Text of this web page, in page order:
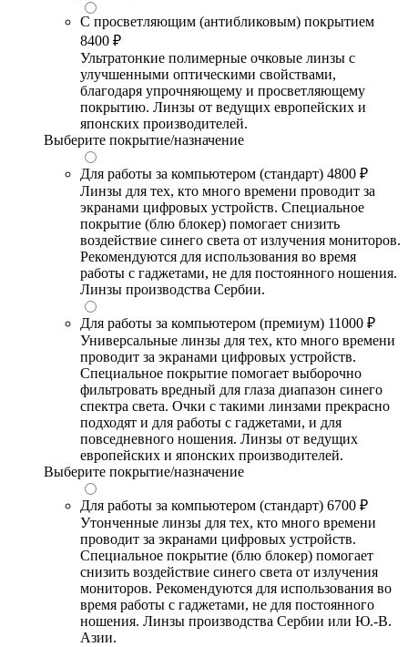
С просветляющим (антибликовым) покрытием
8400 ₽
Ультратонкие полимерные очковые линзы с
улучшенными оптическими свойствами,
благодаря упрочняющему и просветляющему
покрытию. Линзы от ведущих европейских и
японских производителей.
Выберите покрытие/назначение
Для работы за компьютером (стандарт) 4800 ₽
Линзы для тех, кто много времени проводит за
экранами цифровых устройств. Специальное
покрытие (блю блокер) помогает снизить
воздействие синего света от излучения мониторов.
Рекомендуются для использования во время
работы с гаджетами, не для постоянного ношения.
Линзы производства Сербии.
Для работы за компьютером (премиум) 11000 ₽
Универсальные линзы для тех, кто много времени
проводит за экранами цифровых устройств.
Специальное покрытие помогает выборочно
фильтровать вредный для глаза диапазон синего
спектра света. Очки с такими линзами прекрасно
подходят и для работы с гаджетами, и для
повседневного ношения. Линзы от ведущих
европейских и японских производителей.
Выберите покрытие/назначение
Для работы за компьютером (стандарт) 6700 ₽
Утонченные линзы для тех, кто много времени
проводит за экранами цифровых устройств.
Специальное покрытие (блю блокер) помогает
снизить воздействие синего света от излучения
мониторов. Рекомендуются для использования во
время работы с гаджетами, не для постоянного
ношения. Линзы производства Сербии или Ю.-В.
Азии.